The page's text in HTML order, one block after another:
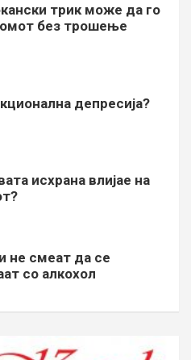
трик може да го
без трошење
депресија?
исхрана влијае на
не смеат да се
со алкохол